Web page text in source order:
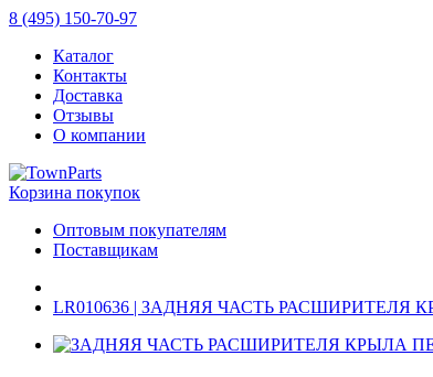
8 (495) 150-70-97
Каталог
Контакты
Доставка
Отзывы
О компании
Корзина покупок
Оптовым покупателям
Поставщикам
LR010636 | ЗАДНЯЯ ЧАСТЬ РАСШИРИТЕЛЯ